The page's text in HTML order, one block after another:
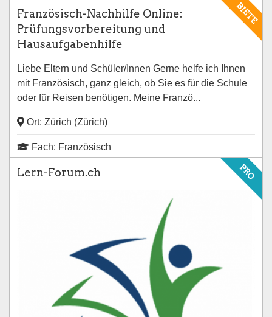
BIETE
Französisch-Nachhilfe Online:
Prüfungsvorbereitung und
Hausaufgabenhilfe
Liebe Eltern und Schüler/Innen Gerne helfe ich Ihnen
mit Französisch, ganz gleich, ob Sie es für die Schule
oder für Reisen benötigen. Meine Franzö...
Ort: Zürich (Zürich)
Fach: Französisch
PRO
Lern-Forum.ch